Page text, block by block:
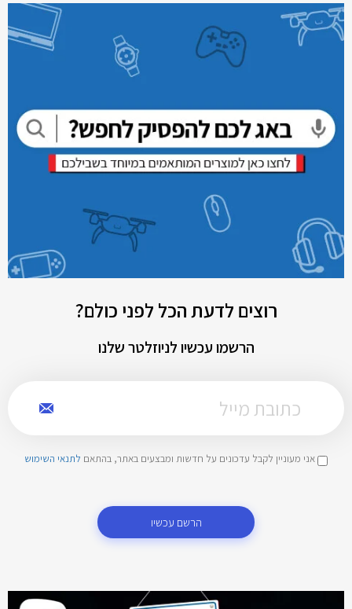
רוצים לדעת הכל לפני כולם?
הרשמו עכשיו לניוזלטר שלנו
אני מעוניין לקבל עדכונים על חדשות ומבצעים באתר, בהתאם לתנאי השימוש
הרשם עכשיו